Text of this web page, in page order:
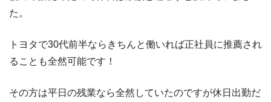
た。
トヨタで30代前半ならきちんと働いれば正社員に推薦され
ることも全然可能です！
その方は平日の残業なら全然していたのですが休日出勤だ